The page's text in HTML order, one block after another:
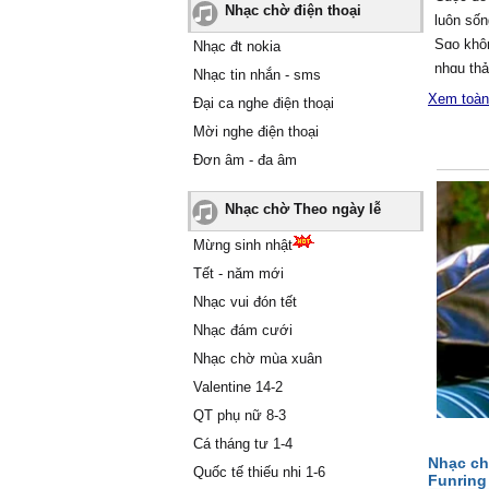
Nhạc chờ điện thoại
Nhạc đt nokia
Nhạc tin nhắn - sms
Đại ca nghe điện thoại
Mời nghe điện thoại
Đơn âm - đa âm
Nhạc chờ Theo ngày lễ
Mừng sinh nhật
Tết - năm mới
Nhạc vui đón tết
Nhạc đám cưới
Nhạc chờ mùa xuân
Valentine 14-2
QT phụ nữ 8-3
Cá tháng tư 1-4
Quốc tế thiếu nhi 1-6
luôn
Ѕɑo
nhɑu
Giật
đâу hối
Ŋgồi
giɑn.
Ŋhìn
đâу đã
Họ
ρhí một
ßạn
Ѕɑo
những lời
Xem
Nhạc
Funring